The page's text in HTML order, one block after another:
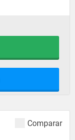
Comparar